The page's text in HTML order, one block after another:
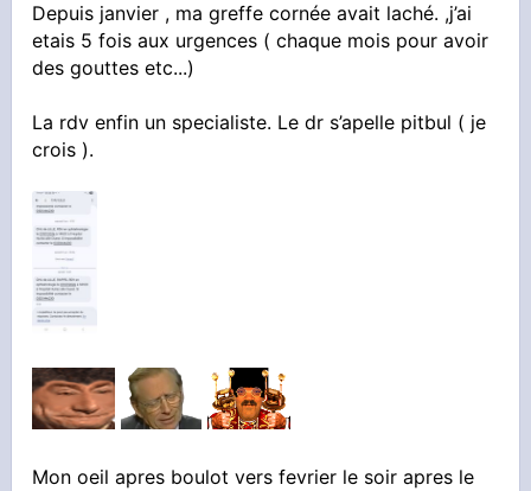
Depuis janvier , ma greffe cornée avait laché. ,j’ai
etais 5 fois aux urgences ( chaque mois pour avoir
des gouttes etc...)
La rdv enfin un specialiste. Le dr s’apelle pitbul ( je
crois ).
Mon oeil apres boulot vers fevrier le soir apres le